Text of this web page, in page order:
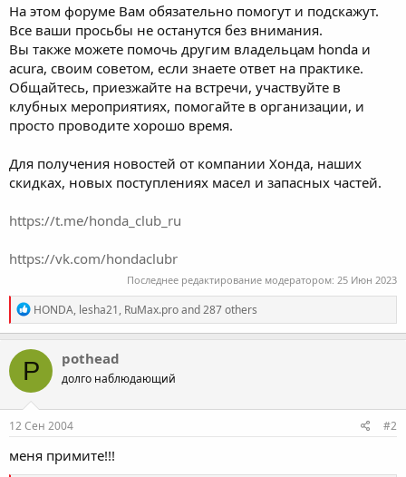
На этом форуме Вам обязательно помогут и подскажут.
Все ваши просьбы не останутся без внимания.
Вы также можете помочь другим владельцам honda и
acura, своим советом, если знаете ответ на практике.
Общайтесь, приезжайте на встречи, участвуйте в
клубных мероприятиях, помогайте в организации, и
просто проводите хорошо время.
Для получения новостей от компании Хонда, наших
скидках, новых поступлениях масел и запасных частей.
https://t.me/honda_club_ru
https://vk.com/hondaclubr
Последнее редактирование модератором: 25 Июн 2023
R
e
a
c
t
o
n
s
HONDA, lesha21, RuMax.proand 287 others
P pothead
долго наблюдающий
12 Сен 2004 #2
меня примите!!!